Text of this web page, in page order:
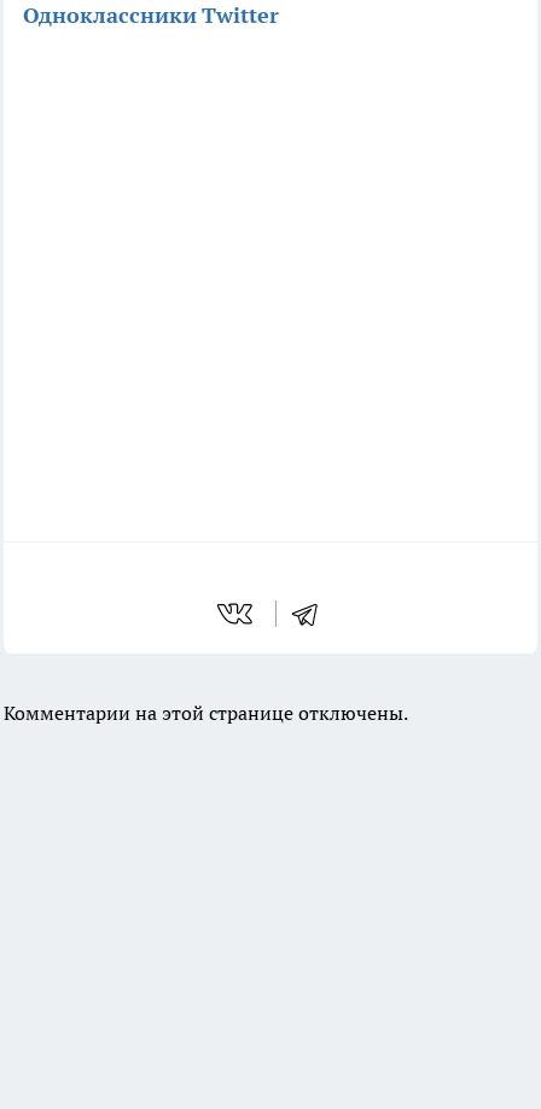
ОдноклассникиTwitter
Комментарии на этой странице отключены.